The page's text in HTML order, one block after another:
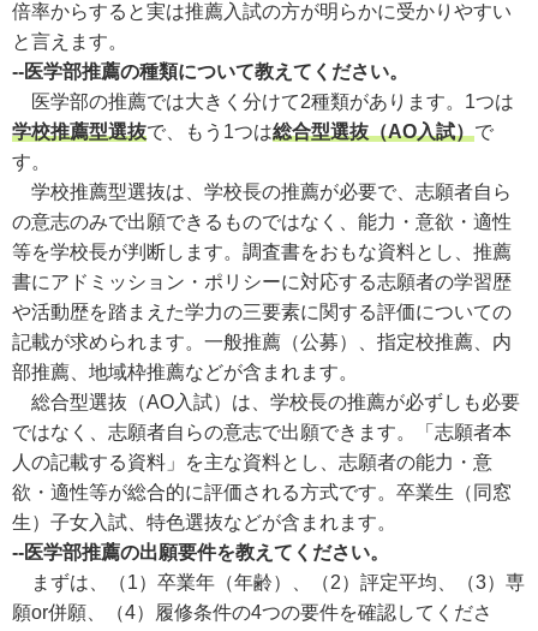
倍率からすると実は推薦入試の方が明らかに受かりやすい
と言えます。
--医学部推薦の種類について教えてください。
医学部の推薦では大きく分けて2種類があります。1つは
学校推薦型選抜で、もう1つは総合型選抜（AO入試）で
す。
学校推薦型選抜は、学校長の推薦が必要で、志願者自ら
の意志のみで出願できるものではなく、能力・意欲・適性
等を学校長が判断します。調査書をおもな資料とし、推薦
書にアドミッション・ポリシーに対応する志願者の学習歴
や活動歴を踏まえた学力の三要素に関する評価についての
記載が求められます。一般推薦（公募）、指定校推薦、内
部推薦、地域枠推薦などが含まれます。
総合型選抜（AO入試）は、学校長の推薦が必ずしも必要
ではなく、志願者自らの意志で出願できます。「志願者本
人の記載する資料」を主な資料とし、志願者の能力・意
欲・適性等が総合的に評価される方式です。卒業生（同窓
生）子女入試、特色選抜などが含まれます。
--医学部推薦の出願要件を教えてください。
まずは、（1）卒業年（年齢）、（2）評定平均、（3）専
願or併願、（4）履修条件の4つの要件を確認してくださ